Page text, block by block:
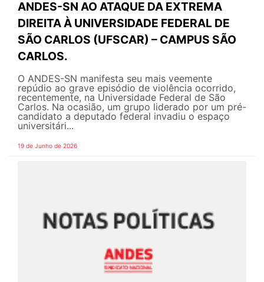
ANDES-SN AO ATAQUE DA EXTREMA
DIREITA À UNIVERSIDADE FEDERAL DE
SÃO CARLOS (UFSCAR) – CAMPUS SÃO
CARLOS.
O ANDES-SN manifesta seu mais veemente
repúdio ao grave episódio de violência ocorrido,
recentemente, na Universidade Federal de São
Carlos. Na ocasião, um grupo liderado por um pré-
candidato a deputado federal invadiu o espaço
universitári...
19 de Junho de 2026